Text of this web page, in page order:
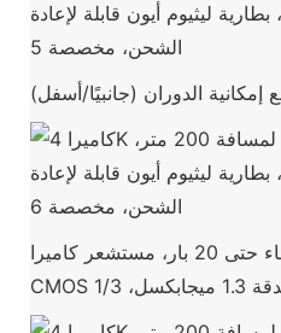
دوران 360 درجة، مقاوم للماء حتى 20 بار، مستشعر كاميرا